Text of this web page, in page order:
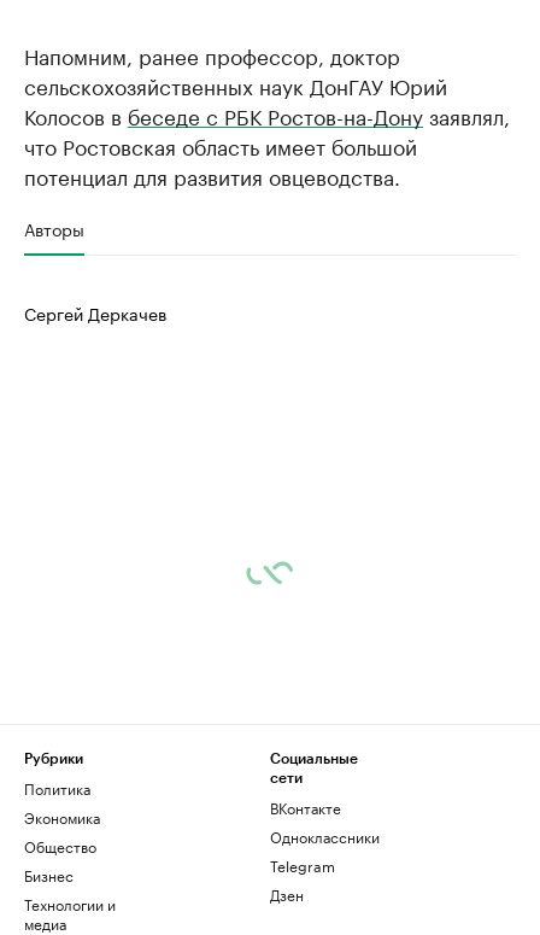
Напомним, ранее профессор, доктор
сельскохозяйственных наук ДонГАУ Юрий
Колосов в беседе с РБК Ростов-на-Донузаявлял,
что Ростовская область имеет большой
потенциал для развития овцеводства.
Авторы
Сергей Деркачев
Рубрики
Политика
Экономика
Общество
Бизнес
Технологии и
медиа
Социальные
сети
ВКонтакте
Одноклассники
Telegram
Дзен